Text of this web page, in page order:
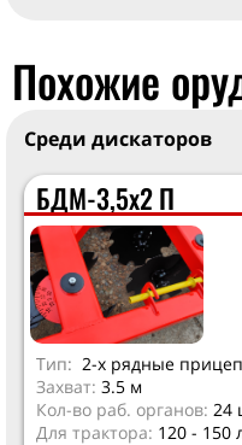
Похожие
Среди дискаторов
БДМ-3,5х2 П
Тип: 2-х рядные
Захват: 3.5 м
Кол-во раб. органов: 24
Для трактора: 120 - 150